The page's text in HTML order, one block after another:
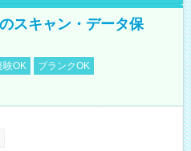
スキャン・データ保
験OK
ブランクOK